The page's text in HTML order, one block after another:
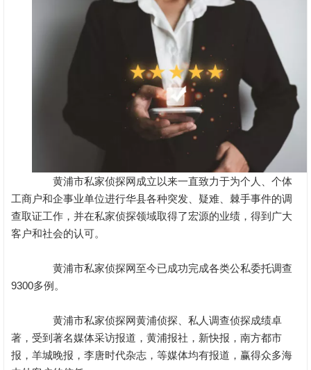
黄浦市私家侦探网成立以来一直致力于为个人、个体
工商户和企事业单位进行华县各种突发、疑难、棘手事件的调
查取证工作，并在私家侦探领域取得了宏源的业绩，得到广大
客户和社会的认可。
黄浦市私家侦探网至今已成功完成各类公私委托调查
9300多例。
黄浦市私家侦探网黄浦侦探、私人调查侦探成绩卓
著，受到著名媒体采访报道，黄浦报社，新快报，南方都市
报，羊城晚报，李唐时代杂志，等媒体均有报道，赢得众多海